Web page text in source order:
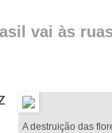
vai às
A destruição das